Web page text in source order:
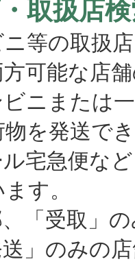
・取扱店
等の取扱
可能な店
または一
物を発送で
急便など
す。
受取」の
のみの店